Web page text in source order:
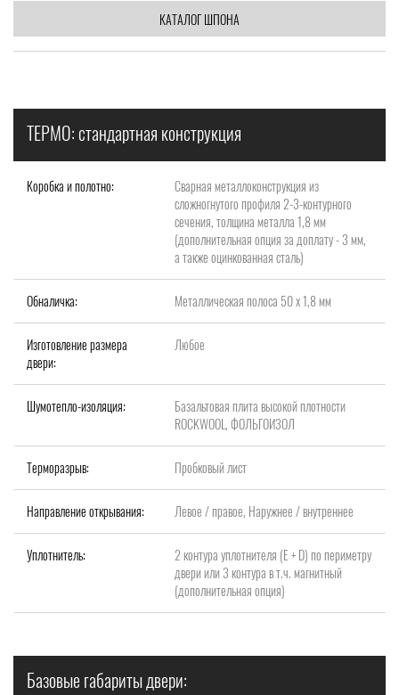
КАТАЛОГ ШПОНА
ТЕРМО: стандартная конструкция
Коробка и полотно:
Сварная металлоконструкция из
сложногнутого профиля 2-3-контурного
сечения, толщина металла 1,8 мм
(дополнительная опция за доплату - 3 мм,
а также оцинкованная сталь)
Обналичка: Металлическая полоса 50 х 1,8 мм
Изготовление размера
двери:
Любое
Шумотепло-изоляция:
Базальтовая плита высокой плотности
ROCKWOOL, ФОЛЬГОИЗОЛ
Терморазрыв: Пробковый лист
Направление открывания: Левое / правое, Наружнее / внутреннее
Уплотнитель:
2 контура уплотнителя (Е + D) по периметру
двери или 3 контура в т.ч. магнитный
(дополнительная опция)
Базовые габариты двери: